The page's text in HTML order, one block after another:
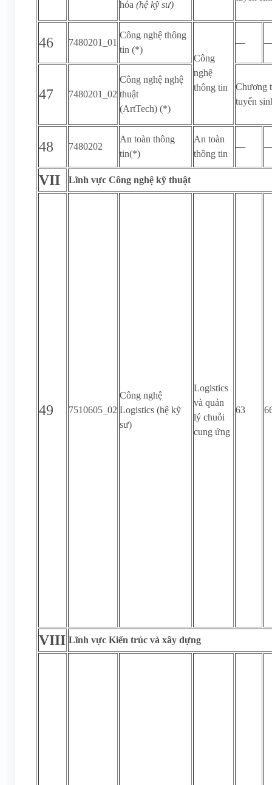
hóa (hệ kỹ sư)
46 7480201_01
Công nghệ thông
tin (*)
Công
nghệ
thông tin
—
47 7480201_02
Công nghệ nghệ
thuật
(ArtTech) (*)
Chương
tuyển
48 7480202
An toàn thông
tin(*)
An toàn
thông tin
—
VII Lĩnh vực Công nghệ kỹ thuật
49 7510605_02
Công nghệ
Logistics (hệ kỹ
sư)
Logistics
và quản
lý chuỗi
cung ứng
63
VIII Lĩnh vực Kiến trúc và xây dựng